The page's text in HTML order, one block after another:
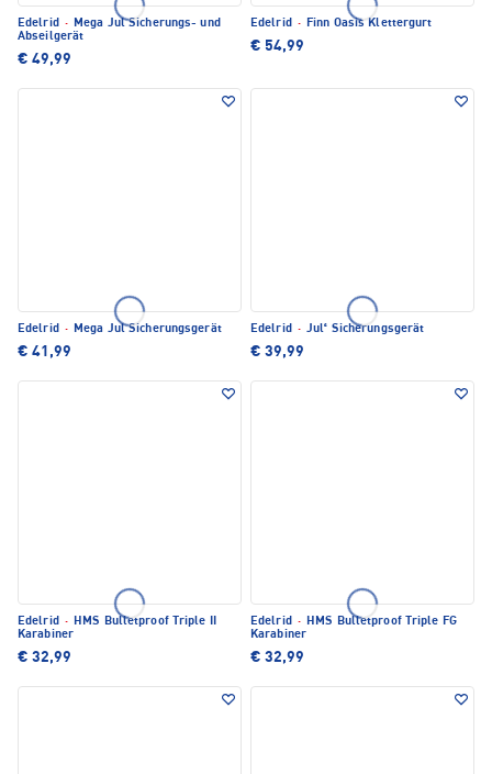
Edelrid · Mega Jul Sicherungs- und
Abseilgerät
€ 49,99
Edelrid · Finn Oasis Klettergurt
€ 54,99
Edelrid · Mega Jul Sicherungsgerät
€ 41,99
Edelrid · Jul² Sicherungsgerät
€ 39,99
Edelrid · HMS Bulletproof Triple II
Karabiner
€ 32,99
Edelrid · HMS Bulletproof Triple FG
Karabiner
€ 32,99